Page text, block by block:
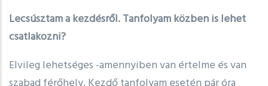
Lecsúsztam a kezdésről. Tanfolyam közben is lehet
csatlakozni?
Elvileg lehetséges -amennyiben van értelme és van